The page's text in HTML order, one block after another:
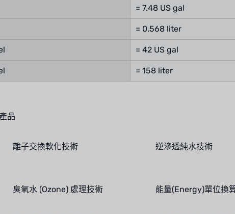
= 7.48 US gal
= 0.568 liter
= 42 US gal
= 158 liter
品
離子交換軟化技術 逆滲透純水技術
臭氧水 (Ozone) 處理技術 能量(Energy)單位換